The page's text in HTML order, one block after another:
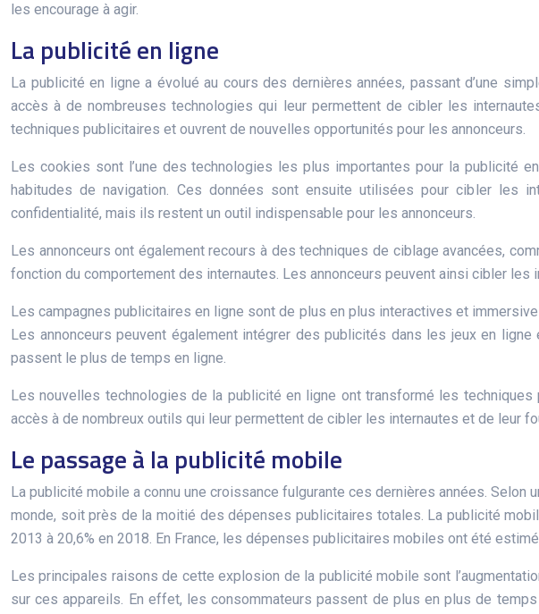
les encourage à agir.
La publicité en ligne
La publicité en ligne a évolué au cours des dernières années, passant d’une
accès à de nombreuses technologies qui leur permettent de cibler les
techniques publicitaires et ouvrent de nouvelles opportunités pour les annonceurs.
Les cookies sont l’une des technologies les plus importantes pour la publicité
habitudes de navigation. Ces données sont ensuite utilisées pour cibler les
confidentialité, mais ils restent un outil indispensable pour les annonceurs.
Les annonceurs ont également recours à des techniques de ciblage avancées,
fonction du comportement des internautes. Les annonceurs peuvent ainsi cibler
Les campagnes publicitaires en ligne sont de plus en plus interactives et
Les annonceurs peuvent également intégrer des publicités dans les jeux en
passent le plus de temps en ligne.
Les nouvelles technologies de la publicité en ligne ont transformé les
accès à de nombreux outils qui leur permettent de cibler les internautes et de leur
Le passage à la publicité mobile
La publicité mobile a connu une croissance fulgurante ces dernières années.
monde, soit près de la moitié des dépenses publicitaires totales. La publicité
2013 à 20,6% en 2018. En France, les dépenses publicitaires mobiles ont été
Les principales raisons de cette explosion de la publicité mobile sont
sur ces appareils. En effet, les consommateurs passent de plus en plus de